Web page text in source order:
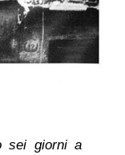
sei giorni a